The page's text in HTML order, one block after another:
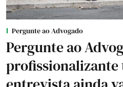
Pergunte ao Advogado
Pergunte ao
profissionalizante